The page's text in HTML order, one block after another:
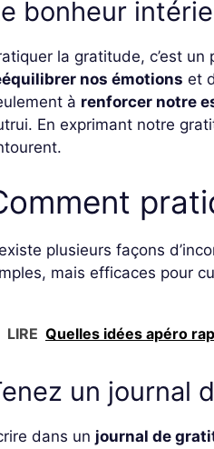
bonheur
la gratitude, c’est un
nos émotions et
à renforcer notre
En exprimant notre
plusieurs façons
mais efficaces pour
LIRE Quelles idées apéro
un journal
dans un journal de